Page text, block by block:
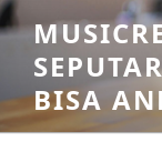
Skip
to
content
BISA